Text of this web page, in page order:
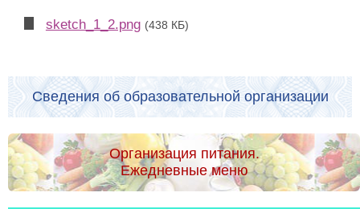
sketch_1_2.png (438 КБ)
Сведения об образовательной организации
Организация питания.
Ежедневные меню